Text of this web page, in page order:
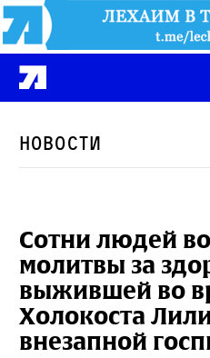
Новости
Сотни людей
молитвы за
выжившей во
Холокоста
внезапной